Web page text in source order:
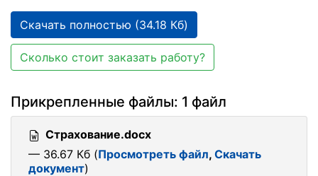
Скачать полностью (34.18 Кб)
Сколько стоит заказать работу?
Прикрепленные файлы: 1 файл
Страхование.docx
— 36.67 Кб (Просмотреть файл, Скачать
документ)